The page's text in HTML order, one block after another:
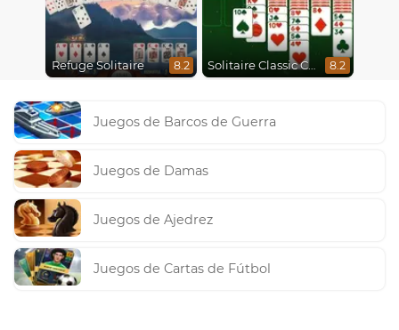
Refuge Solitaire 8.2 Solitaire Classic Christmas 8.2
Juegos de Barcos de Guerra
Juegos de Damas
Juegos de Ajedrez
Juegos de Cartas de Fútbol